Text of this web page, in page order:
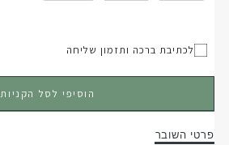
לכתיבת ברכה ותזמון שליחה
הוסיפי לסל הקניות
Description
פרטי השובר